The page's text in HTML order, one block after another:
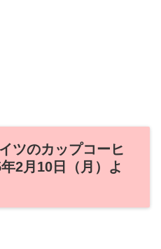
ツのカップコーヒ
2月10日（月）よ